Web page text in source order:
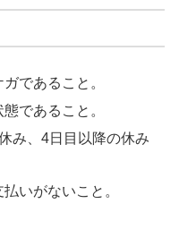
であること。
であること。
み、4日目以降の休み
いがないこと。